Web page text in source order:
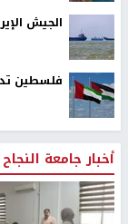
الجيش
فلسطين
أخبار جامعة النجاح